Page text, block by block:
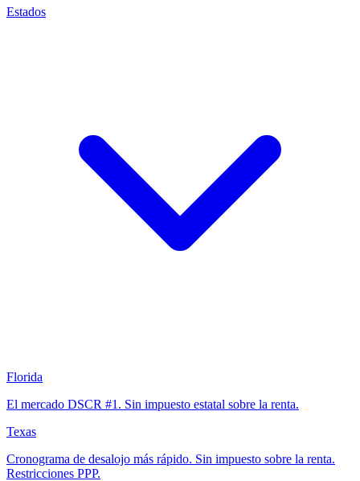
Estados
Florida
El mercado DSCR #1. Sin impuesto estatal sobre la renta.
Texas
Cronograma de desalojo más rápido. Sin impuesto sobre la renta.
Restricciones PPP.